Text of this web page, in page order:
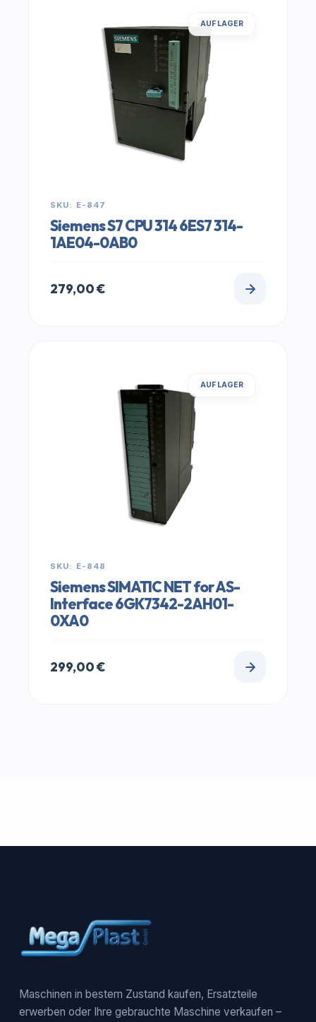
AUF LAGER
SKU: E-847
Siemens S7 CPU 314 6ES7 314-
1AE04-0AB0
279,00€
AUF LAGER
SKU: E-848
Siemens SIMATIC NET for AS-
Interface 6GK7342-2AH01-
0XA0
299,00€
Maschinen in bestem Zustand kaufen, Ersatzteile
erwerben oder Ihre gebrauchte Maschine verkaufen –